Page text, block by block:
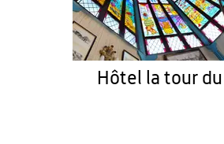
Hôtel la tour du